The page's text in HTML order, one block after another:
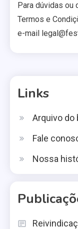
Para dúvidas ou
Termos e
e-mail
Links
Arquivo do
Fale
Nossa